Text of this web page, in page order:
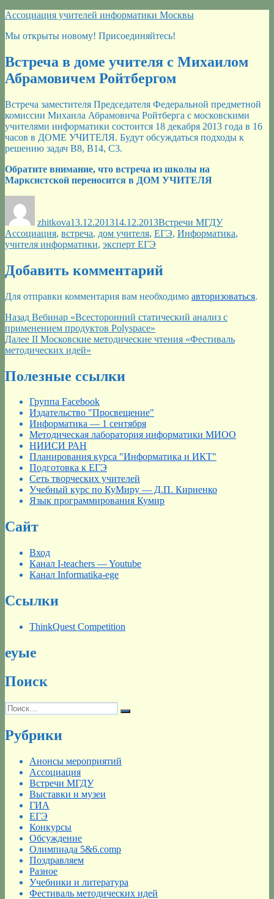
Перейти
содержимому
Ассоциация учителей информатики Москвы
Мы открыты новому! Присоединяйтесь!
Встреча в доме учителя с Михаилом
Абрамовичем Ройтбергом
Встреча заместителя Председателя Федеральной предметной
комиссии Михаила Абрамовича Ройтберга с московскими
учителями информатики состоится 18 декабря 2013 года в 16
часов в ДОМЕ УЧИТЕЛЯ. Будут обсуждаться подходы к
решению задач В8, В14, С3.
Обратите внимание, что встреча из школы на
Марксистской переносится в ДОМ УЧИТЕЛЯ
zhitkova13.12.201314.12.2013Встречи МГДУ
Ассоциация, встреча, дом учителя, ЕГЭ, Информатика,
учителя информатики, эксперт ЕГЭ
Добавить комментарий
Для отправки комментария вам необходимо авторизоваться.
Навигация
по
записям
Назад Предыдущая
запись:
Вебинар «Всесторонний статический анализ с
применением продуктов Polyspace»
Далее Следующая
запись:
II Московские методические чтения «Фестиваль
методических идей»
Полезные ссылки
Группа Facebook
Издательство "Просвещение"
Информатика — 1 сентября
Методическая лаборатория информатики МИОО
НИИСИ РАН
Планирования курса "Информатика и ИКТ"
Подготовка к ЕГЭ
Сеть творческих учителей
Учебный курс по КуМиру — Д.П. Кириенко
Язык программирования Кумир
Сайт
Вход
Канал I-teachers — Youtube
Канал Informatika-ege
Ссылки
ThinkQuest Competition
еуые
Поиск
Искать:
Поиск
Рубрики
Анонсы мероприятий
Ассоциация
Встречи МГДУ
Выставки и музеи
ГИА
ЕГЭ
Конкурсы
Обсуждение
Олимпиада 5&6.comp
Поздравляем
Разное
Учебники и литература
Фестиваль методических идей